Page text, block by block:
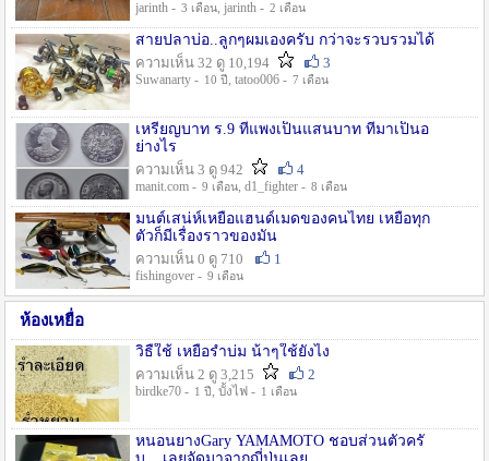
jarinth - 3 เดือน, jarinth - 2 เดือน
สายปลาบ่อ..ลูกๆผมเองครับ กว่าจะรวบรวมได้
ความเห็น 32 ดู 10,194
3
Suwanarty - 10 ปี , tatoo006 - 7 เดือน
เหรียญบาท ร.9 ที่แพงเป็นแสนบาท ที่มาเป็นอ
ย่างไร
ความเห็น 3 ดู 942
4
manit.com - 9 เดือน, d1_fighter - 8 เดือน
มนต์เสน่ห์เหยื่อแฮนด์เมดของคนไทย เหยื่อทุก
ตัวก็มีเรื่องราวของมัน
ความเห็น 0 ดู 710
1
fishingover - 9 เดือน
ห้องเหยื่อ
วิธืใช้ เหยื่อรำบ่ม น้าๆใช้ยังไง
ความเห็น 2 ดู 3,215
2
birdke70 - 1 ปี , บั้งไฟ - 1 เดือน
หนอนยางGary YAMAMOTO ชอบส่วนตัวครั